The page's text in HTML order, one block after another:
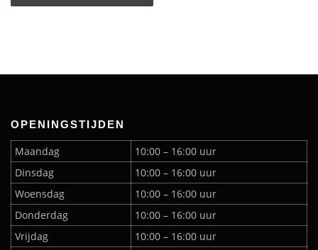
OPENINGSTIJDEN
Maandag
10:00 – 16:00 uur
Dinsdag
10:00 – 16:00 uur
Woensdag
10:00 – 16:00 uur
Donderdag
10:00 – 16:00 uur
Vrijdag
10:00 – 16:00 uur